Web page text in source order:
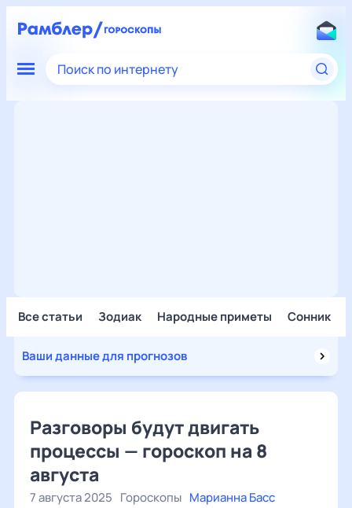
Поиск по интернету
Все статьи Зодиак Народные приметы Сонник
Ваши данные для прогнозов
Разговоры будут двигать
процессы — гороскоп на 8
августа
7 августа 2025 Гороскопы Марианна Басс